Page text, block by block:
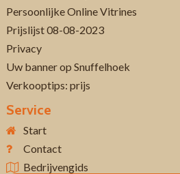
Persoonlijke Online Vitrines
Prijslijst 08-08-2023
Privacy
Uw banner op Snuffelhoek
Verkooptips: prijs
Service
Start
Contact
Bedrijvengids